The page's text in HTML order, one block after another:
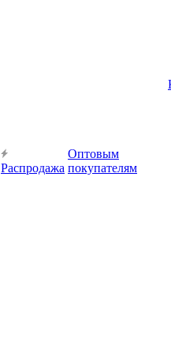
Распродажа
Оптовым
покупателям